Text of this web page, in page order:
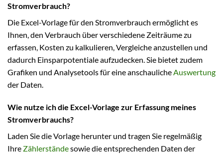
Stromverbrauch?
Die Excel-Vorlage für den Stromverbrauch ermöglicht es
Ihnen, den Verbrauch über verschiedene Zeiträume zu
erfassen, Kosten zu kalkulieren, Vergleiche anzustellen und
dadurch Einsparpotentiale aufzudecken. Sie bietet zudem
Grafiken und Analysetools für eine anschauliche Auswertung
der Daten.
Wie nutze ich die Excel-Vorlage zur Erfassung meines
Stromverbrauchs?
Laden Sie die Vorlage herunter und tragen Sie regelmäßig
Ihre Zählerständesowie die entsprechenden Daten der